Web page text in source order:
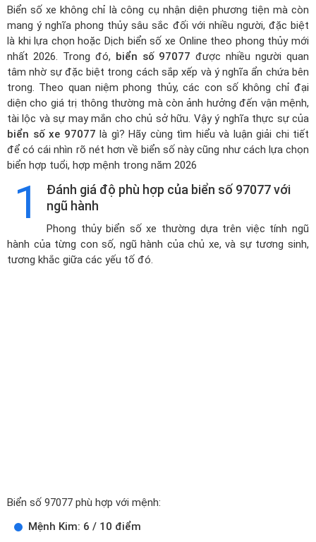
Biển số xe không chỉ là công cụ nhận diện phương tiện mà còn
mang ý nghĩa phong thủy sâu sắc đối với nhiều người, đặc biệt
là khi lựa chọn hoặcDịch biển số xe Online theo phong thủy mới
nhất 2026. Trong đó, biển số 97077 được nhiều người quan
tâm nhờ sự đặc biệt trong cách sắp xếp và ý nghĩa ẩn chứa bên
trong. Theo quan niệm phong thủy, các con số không chỉ đại
diện cho giá trị thông thường mà còn ảnh hưởng đến vận mệnh,
tài lộc và sự may mắn cho chủ sở hữu. Vậy ý nghĩa thực sự của
biển số xe 97077 là gì? Hãy cùng tìm hiểu và luận giải chi tiết
để có cái nhìn rõ nét hơn về biển số này cũng như cách lựa chọn
biển hợp tuổi, hợp mệnh trong năm 2026
1
Đánh giá độ phù hợp của biển số 97077 với
ngũ hành
Phong thủy biển số xe thường dựa trên việc tính ngũ
hành của từng con số, ngũ hành của chủ xe, và sự tương sinh,
tương khắc giữa các yếu tố đó.
Biển số 97077 phù hợp với mệnh:
Mệnh Kim: 6 / 10 điểm